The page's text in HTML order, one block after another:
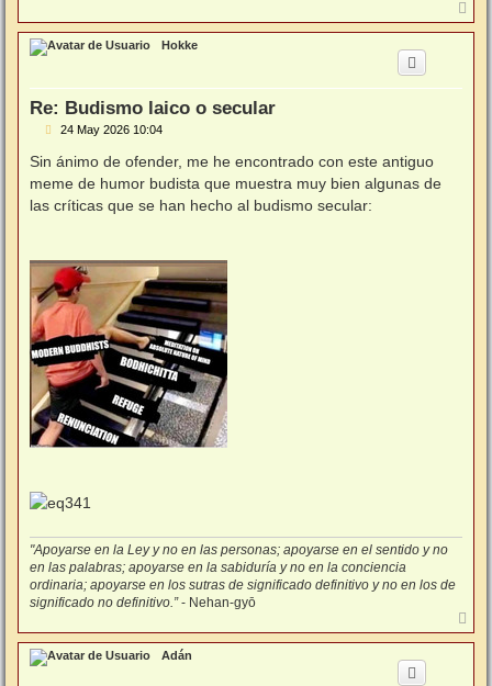
r
r
Hokke
Re: Budismo laico o secular
M
n
a
j
e
24 May 2026 10:04
Sin ánimo de ofender, me he encontrado con este antiguo
meme de humor budista que muestra muy bien algunas de
las críticas que se han hecho al budismo secular:
"Apoyarse en la Ley y no en las personas; apoyarse en el sentido y no
en las palabras; apoyarse en la sabiduría y no en la conciencia
ordinaria; apoyarse en los sutras de significado definitivo y no en los de
significado no definitivo.”- Nehan-gyō
r
r
Adán